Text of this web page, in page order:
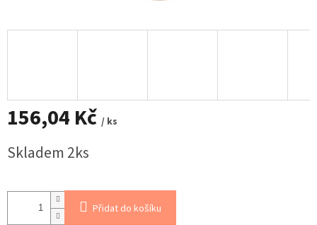
156,04 Kč / ks
cena:
Skladem 2ks
Přidat do košíku